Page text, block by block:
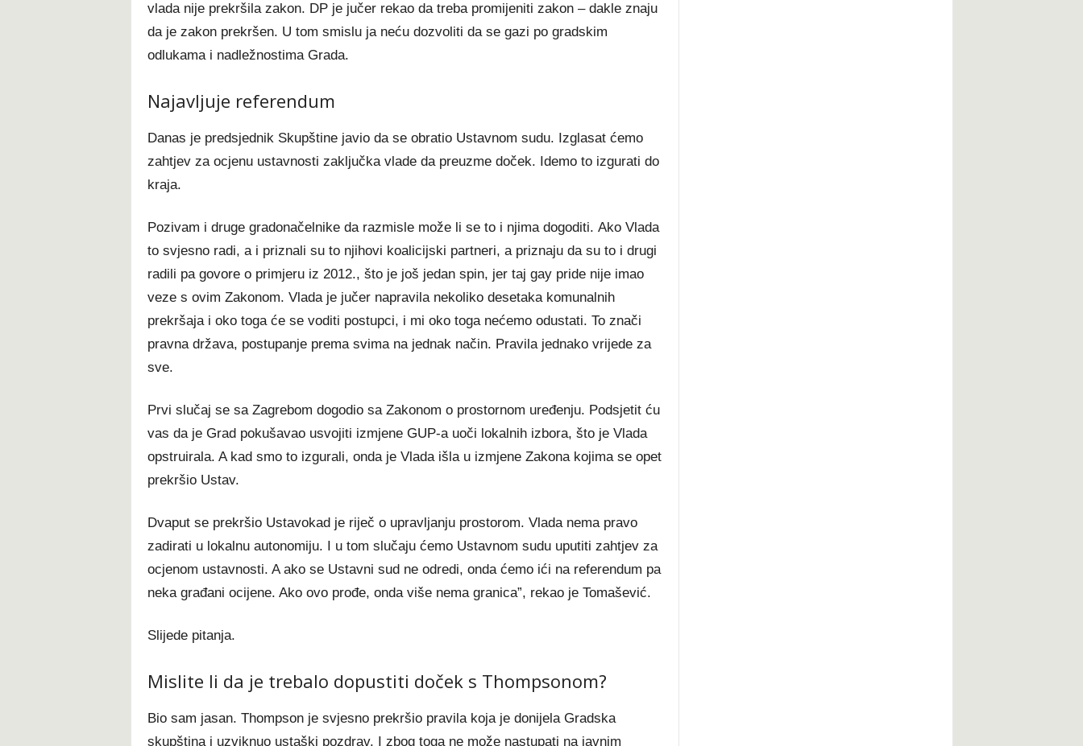
vlada nije prekršila zakon. DP je jučer rekao da treba promijeniti zakon – dakle znaju
da je zakon prekršen. U tom smislu ja neću dozvoliti da se gazi po gradskim
odlukama i nadležnostima Grada.
Najavljuje referendum
Danas je predsjednik Skupštine javio da se obratio Ustavnom sudu. Izglasat ćemo
zahtjev za ocjenu ustavnosti zaključka vlade da preuzme doček. Idemo to izgurati do
kraja.
Pozivam i druge gradonačelnike da razmisle može li se to i njima dogoditi. Ako Vlada
to svjesno radi, a i priznali su to njihovi koalicijski partneri, a priznaju da su to i drugi
radili pa govore o primjeru iz 2012., što je još jedan spin, jer taj gay pride nije imao
veze s ovim Zakonom. Vlada je jučer napravila nekoliko desetaka komunalnih
prekršaja i oko toga će se voditi postupci, i mi oko toga nećemo odustati. To znači
pravna država, postupanje prema svima na jednak način. Pravila jednako vrijede za
sve.
Prvi slučaj se sa Zagrebom dogodio sa Zakonom o prostornom uređenju. Podsjetit ću
vas da je Grad pokušavao usvojiti izmjene GUP-a uoči lokalnih izbora, što je Vlada
opstruirala. A kad smo to izgurali, onda je Vlada išla u izmjene Zakona kojima se opet
prekršio Ustav.
Dvaput se prekršio Ustavokad je riječ o upravljanju prostorom. Vlada nema pravo
zadirati u lokalnu autonomiju. I u tom slučaju ćemo Ustavnom sudu uputiti zahtjev za
ocjenom ustavnosti. A ako se Ustavni sud ne odredi, onda ćemo ići na referendum pa
neka građani ocijene. Ako ovo prođe, onda više nema granica”, rekao je Tomašević.
Slijede pitanja.
Mislite li da je trebalo dopustiti doček s Thompsonom?
Bio sam jasan. Thompson je svjesno prekršio pravila koja je donijela Gradska
skupština i uzviknuo ustaški pozdrav. I zbog toga ne može nastupati na javnim